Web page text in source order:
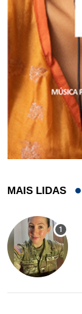
MAIS LIDAS